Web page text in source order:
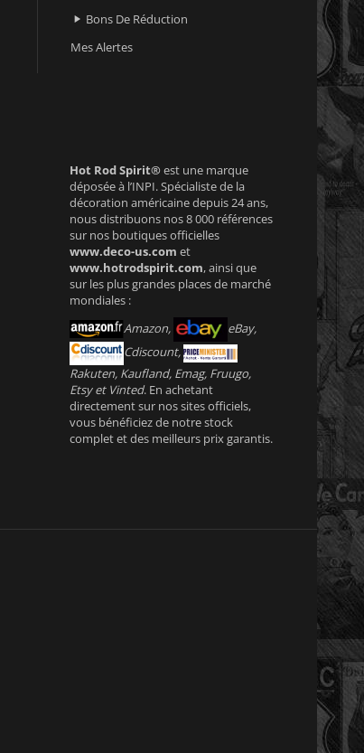
 Bons De Réduction
Mes Alertes
Hot Rod Spirit®est une marque
déposée à l’INPI. Spécialiste de la
décoration américaine depuis 24 ans,
nous distribuons nos 8 000 références
sur nos boutiques officielles
www.deco-us.com et
www.hotrodspirit.com, ainsi que
sur les plus grandes places de marché
mondiales :
Amazon,
eBay,
Cdiscount,
Rakuten, Kaufland, Emag, Fruugo,
Etsy et Vinted. En achetant
directement sur nos sites officiels,
vous bénéficiez de notre stock
complet et des meilleurs prix garantis.